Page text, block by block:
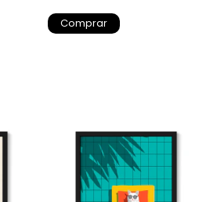
Comprar